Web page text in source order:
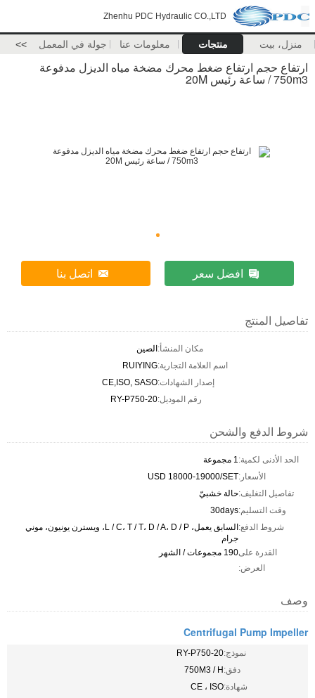
Zhenhu PDC Hydraulic CO.,LTD
منزل، بيت منتجات معلومات عنا جولة في المعمل >>
ارتفاع حجم ارتفاع ضغط محرك مضخة مياه الديزل مدفوعة
750m3 / ساعة رئيس 20M
افضل سعر اتصل بنا
تفاصيل المنتج
مكان المنشأ: الصين
اسم العلامة التجارية:RUIYING
إصدار الشهادات:CE,ISO, SASO
رقم الموديل:RY-P750-20
شروط الدفع والشحن
الحد الأدنى لكمية:1 مجموعة
الأسعار:USD 18000-19000/SET
تفاصيل التغليف:حالة خشبيّ
وقت التسليم:30days
شروط الدفع:
السابق يعمل، L / C، T / T، D / A، D / P، ويسترن يونيون، موني
جرام
القدرة على
العرض:
190 مجموعات / الشهر
وصف
Centrifugal Pump Impeller
نموذج:RY-P750-20
دفق: 750M3 / H
شهادة:CE ، ISO